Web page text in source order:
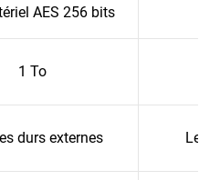
AES 256 bits
1 To
durs externes